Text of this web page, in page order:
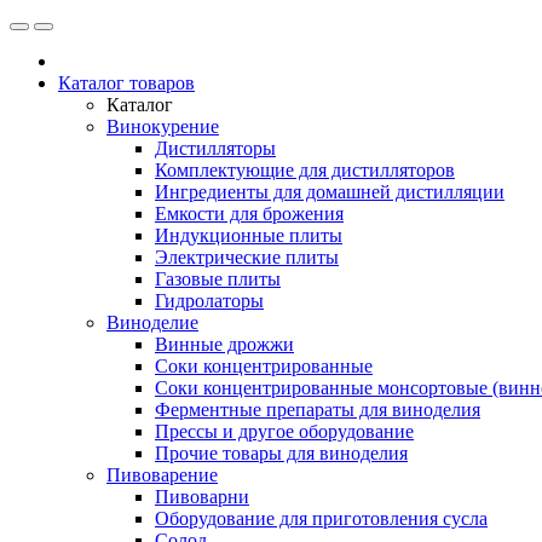
Каталог товаров
Каталог
Винокурение
Дистилляторы
Комплектующие для дистилляторов
Ингредиенты для домашней дистилляции
Емкости для брожения
Индукционные плиты
Электрические плиты
Газовые плиты
Гидролаторы
Виноделие
Винные дрожжи
Соки концентрированные
Соки концентрированные монсортовые
Ферментные препараты для виноделия
Прессы и другое оборудование
Прочие товары для виноделия
Пивоварение
Пивоварни
Оборудование для приготовления сусла